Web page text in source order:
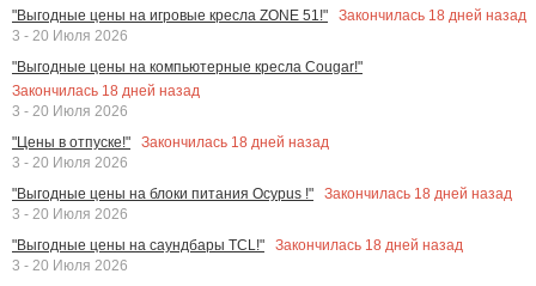
"Выгодные цены на игровые кресла ZONE 51!"
Закончилась 18 дней назад
3 - 20 Июля 2026
"Выгодные цены на компьютерные кресла Cougar!"
Закончилась 18 дней назад
3 - 20 Июля 2026
"Цены в отпуске!"
Закончилась 18 дней назад
3 - 20 Июля 2026
"Выгодные цены на блоки питания Ocypus !"
Закончилась 18 дней назад
3 - 20 Июля 2026
"Выгодные цены на саундбары TCL!"
Закончилась 18 дней назад
3 - 20 Июля 2026